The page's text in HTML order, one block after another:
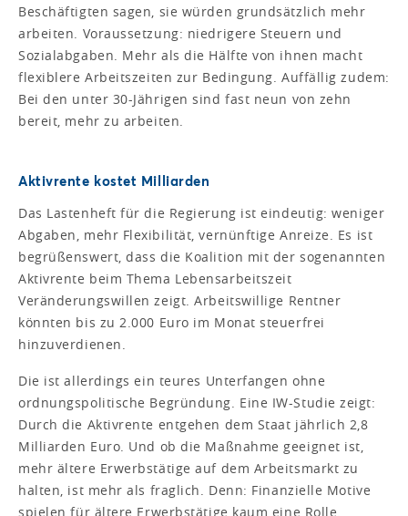
Beschäftigten sagen, sie würden grundsätzlich mehr
arbeiten. Voraussetzung: niedrigere Steuern und
Sozialabgaben. Mehr als die Hälfte von ihnen macht
flexiblere Arbeitszeiten zur Bedingung. Auffällig zudem:
Bei den unter 30-Jährigen sind fast neun von zehn
bereit, mehr zu arbeiten.
Aktivrente kostet Milliarden
Das Lastenheft für die Regierung ist eindeutig: weniger
Abgaben, mehr Flexibilität, vernünftige Anreize. Es ist
begrüßenswert, dass die Koalition mit der sogenannten
Aktivrente beim Thema Lebensarbeitszeit
Veränderungswillen zeigt. Arbeitswillige Rentner
könnten bis zu 2.000 Euro im Monat steuerfrei
hinzuverdienen.
Die ist allerdings ein teures Unterfangen ohne
ordnungspolitische Begründung. Eine IW-Studie zeigt:
Durch die Aktivrente entgehen dem Staat jährlich 2,8
Milliarden Euro. Und ob die Maßnahme geeignet ist,
mehr ältere Erwerbstätige auf dem Arbeitsmarkt zu
halten, ist mehr als fraglich. Denn: Finanzielle Motive
spielen für ältere Erwerbstätige kaum eine Rolle.